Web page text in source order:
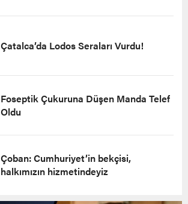
Çatalca’da Lodos Seraları Vurdu!
Foseptik Çukuruna Düşen Manda Telef
Oldu
Çoban: Cumhuriyet’in bekçisi,
halkımızın hizmetindeyiz